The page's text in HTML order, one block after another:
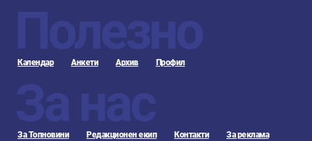
Полезно
Календар Анкети Архив Профил
За нас
За Топновини Редакционен екип Контакти За реклама